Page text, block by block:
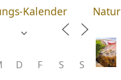
Kalender
D F S S
Natur